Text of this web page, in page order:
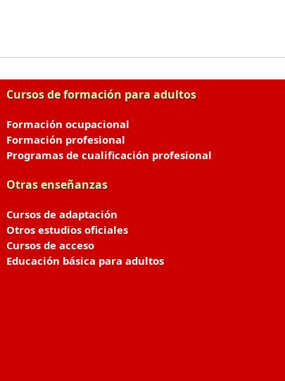
Cursos de formación para adultos
Formación ocupacional
Formación profesional
Programas de cualificación profesional
Otras enseñanzas
Cursos de adaptación
Otros estudios oficiales
Cursos de acceso
Educación básica para adultos